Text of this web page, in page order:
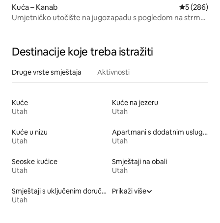
Kuća – Kanab Prosječna
5 (286)
Umjetničko utočište na jugozapadu s pogledom na strme
Destinacije koje treba istražiti
Druge vrste smještaja Aktivnosti
Kuće
Utah
Kuće na jezeru
Utah
Kuće u nizu
Utah
Apartmani s dodatnim uslugama
Utah
Seoske kućice
Utah
Smještaji na obali
Utah
Smještaji s uključenim doručkom
Utah
Prikaži više